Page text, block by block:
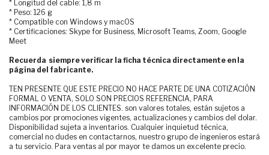
* Longitud del cable: 1,8 m
* Peso: 126 g
* Compatible con Windows y macOS
* Certificaciones: Skype for Business, Microsoft Teams, Zoom, Google
Meet
Recuerda siempre verificar la ficha técnica directamente en la
página del fabricante.
TEN PRESENTE QUE ESTE PRECIO NO HACE PARTE DE UNA COTIZACIÓN
FORMAL O VENTA, SOLO SON PRECIOS REFERENCIA, PARA
INFORMACIÓN DE LOS CLIENTES. son valores totales, están sujetos a
cambios por promociones vigentes, actualizaciones y cambios del dolar.
Disponibilidad sujeta a inventarios. Cualquier inquietud técnica,
comercial no dudes en contactarnos, nuestro grupo de ingenieros estará
a tu servicio. Para ventas al por mayor te damos un excelente precio.